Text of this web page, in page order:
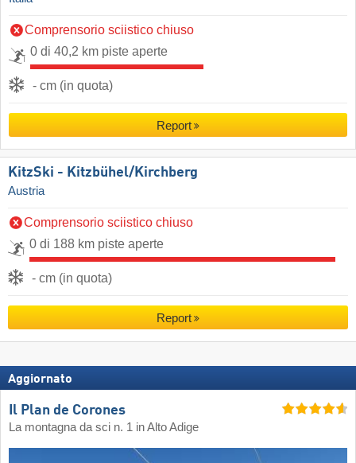
Comprensorio sciistico chiuso
0 di 40,2 km piste aperte
- cm (in quota)
Report
KitzSki - Kitzbühel/​Kirchberg
Austria
Comprensorio sciistico chiuso
0 di 188 km piste aperte
- cm (in quota)
Report
Aggiornato
Il Plan de Corones
La montagna da sci n. 1 in Alto Adige